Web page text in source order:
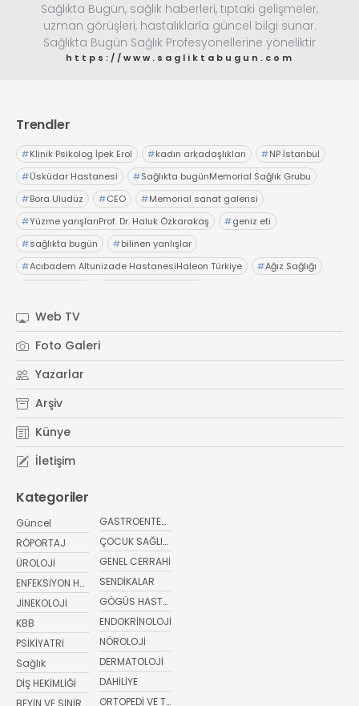
Sağlıkta Bugün, sağlık haberleri, tıptaki gelişmeler,
uzman görüşleri, hastalıklarla güncel bilgi sunar.
Sağlıkta Bugün Sağlık Profesyonellerine yöneliktir
https://www.sagliktabugun.com
Trendler
#Klinik Psikolog İpek Erol #kadın arkadaşlıkları #NP İstanbul
#Üsküdar Hastanesi #Sağlıkta bugünMemorial Sağlık Grubu
#Bora Uludüz #CEO #Memorial sanat galerisi
#Yüzme yarışlarıProf. Dr. Haluk Özkarakaş #geniz eti
#sağlıkta bugün #bilinen yanlışlar
#Acıbadem Altunizade HastanesiHaleon Türkiye #Ağız Sağlığı
# Kristin Aslaner ArasUzm. Dyt. Büşra Şen
#Memorial Ataşehir Hastanesi
# yaz ayları kritik öneri
Web TV
Foto Galeri
Yazarlar
Arşiv
Künye
İletişim
Kategoriler
Güncel
RÖPORTAJ
ÜROLOJİ
ENFEKSİYON HASTALIKLARI
JİNEKOLOJİ
KBB
PSİKİYATRİ
Sağlık
DİŞ HEKİMLİĞİ
GASTROENTEROLOJİ
ÇOCUK SAĞLIĞI VE HASTALIKLARI
GENEL CERRAHİ
SENDİKALAR
GÖGÜS HASTALIKLARI
ENDOKRİNOLOJİ
NÖROLOJİ
DERMATOLOJİ
DAHİLİYE
ORTOPEDİ VE TRAVMATOLOJİ